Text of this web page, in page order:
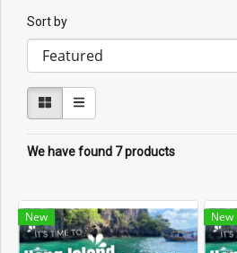
Sort by
We have found 7 products
New New